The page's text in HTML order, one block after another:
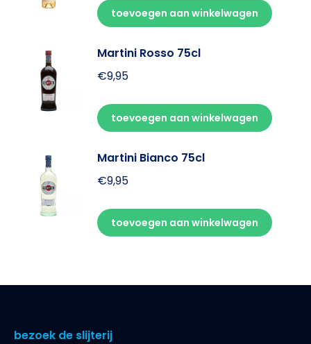
toevoegen aan winkelwagen
Martini Rosso 75cl
€9,95
toevoegen aan winkelwagen
Martini Bianco 75cl
€9,95
toevoegen aan winkelwagen
bezoek de slijterij